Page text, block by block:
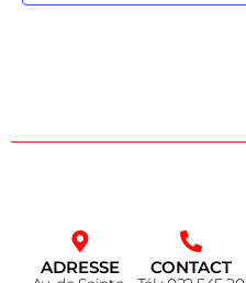
ADRESSE CONTACT